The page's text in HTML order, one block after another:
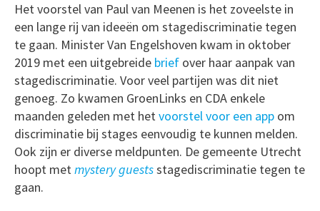
Het voorstel van Paul van Meenen is het zoveelste in
een lange rij van ideeën om stagediscriminatie tegen
te gaan. Minister Van Engelshoven kwam in oktober
2019 met een uitgebreide brief over haar aanpak van
stagediscriminatie. Voor veel partijen was dit niet
genoeg. Zo kwamen GroenLinks en CDA enkele
maanden geleden met hetvoorstel voor een app om
discriminatie bij stages eenvoudig te kunnen melden.
Ook zijn er diverse meldpunten. De gemeente Utrecht
hoopt metmystery guestsstagediscriminatie tegen te
gaan.